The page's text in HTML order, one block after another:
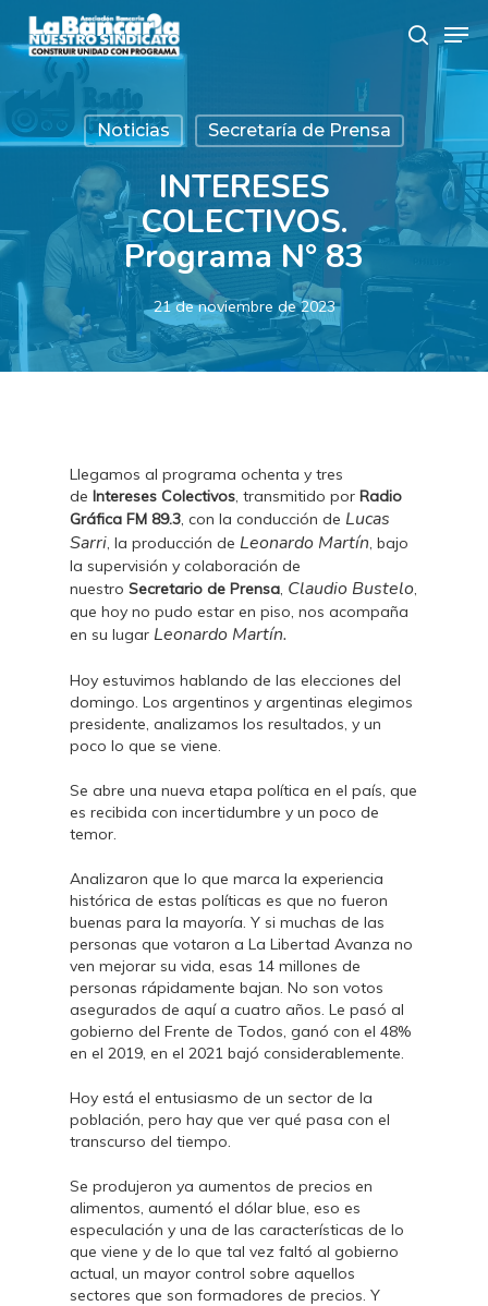
main
search
Noticias Secretaría de Prensa
INTERESES
COLECTIVOS.
Programa N° 83
21 de noviembre de 2023
Llegamos al programa ochenta y tres
deIntereses Colectivos, transmitido porRadio
Gráfica FM 89.3, con la conducción de Lucas
Sarri, la producción de Leonardo Martín, bajo
la supervisión y colaboración de
nuestroSecretario de Prensa, Claudio Bustelo,
que hoy no pudo estar en piso, nos acompaña
en su lugar Leonardo Martín.
Hoy estuvimos hablando de las elecciones del
domingo. Los argentinos y argentinas elegimos
presidente, analizamos los resultados, y un
poco lo que se viene.
Se abre una nueva etapa política en el país, que
es recibida con incertidumbre y un poco de
temor.
Analizaron que lo que marca la experiencia
histórica de estas políticas es que no fueron
buenas para la mayoría. Y si muchas de las
personas que votaron a La Libertad Avanza no
ven mejorar su vida, esas 14 millones de
personas rápidamente bajan. No son votos
asegurados de aquí a cuatro años. Le pasó al
gobierno del Frente de Todos, ganó con el 48%
en el 2019, en el 2021 bajó considerablemente.
Hoy está el entusiasmo de un sector de la
población, pero hay que ver qué pasa con el
transcurso del tiempo.
Se produjeron ya aumentos de precios en
alimentos, aumentó el dólar blue, eso es
especulación y una de las características de lo
que viene y de lo que tal vez faltó al gobierno
actual, un mayor control sobre aquellos
sectores que son formadores de precios. Y